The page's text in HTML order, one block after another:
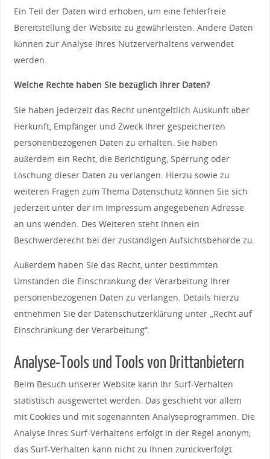
Ein Teil der Daten wird erhoben, um eine fehlerfreie
Bereitstellung der Website zu gewährleisten. Andere Daten
können zur Analyse Ihres Nutzerverhaltens verwendet
werden.
Welche Rechte haben Sie bezüglich Ihrer Daten?
Sie haben jederzeit das Recht unentgeltlich Auskunft über
Herkunft, Empfänger und Zweck Ihrer gespeicherten
personenbezogenen Daten zu erhalten. Sie haben
außerdem ein Recht, die Berichtigung, Sperrung oder
Löschung dieser Daten zu verlangen. Hierzu sowie zu
weiteren Fragen zum Thema Datenschutz können Sie sich
jederzeit unter der im Impressum angegebenen Adresse
an uns wenden. Des Weiteren steht Ihnen ein
Beschwerderecht bei der zuständigen Aufsichtsbehörde zu.
Außerdem haben Sie das Recht, unter bestimmten
Umständen die Einschränkung der Verarbeitung Ihrer
personenbezogenen Daten zu verlangen. Details hierzu
entnehmen Sie der Datenschutzerklärung unter „Recht auf
Einschränkung der Verarbeitung“.
Analyse-Tools und Tools von Drittanbietern
Beim Besuch unserer Website kann Ihr Surf-Verhalten
statistisch ausgewertet werden. Das geschieht vor allem
mit Cookies und mit sogenannten Analyseprogrammen. Die
Analyse Ihres Surf-Verhaltens erfolgt in der Regel anonym;
das Surf-Verhalten kann nicht zu Ihnen zurückverfolgt